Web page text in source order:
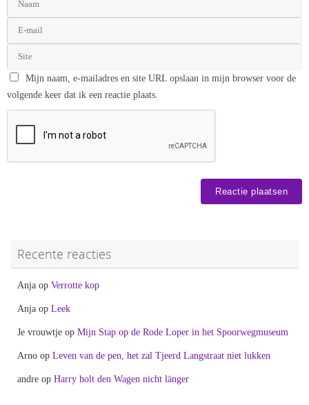
Mijn naam, e-mailadres en site URL opslaan in mijn browser voor de
volgende keer dat ik een reactie plaats.
Recente reacties
Anja op Verrotte kop
Anja op Leek
Je vrouwtje op Mijn Stap op de Rode Loper in het Spoorwegmuseum
Arno op Leven van de pen, het zal Tjeerd Langstraat niet lukken
andre op Harry holt den Wagen nicht länger